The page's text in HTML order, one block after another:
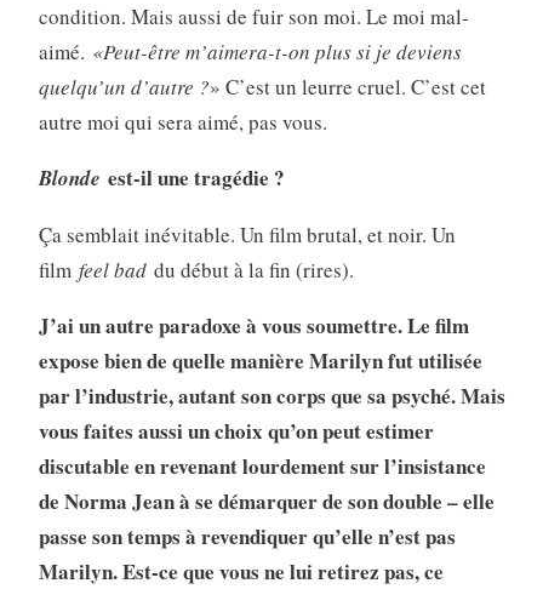
condition. Mais aussi de fuir son moi. Le moi mal-
aimé. «Peut-être m’aimera-t-on plus si je deviens
quelqu’un d’autre ?» C’est un leurre cruel. C’est cet
autre moi qui sera aimé, pas vous.
Blonde est-il une tragédie ?
Ça semblait inévitable. Un film brutal, et noir. Un
film feel bad du début à la fin (rires).
J’ai un autre paradoxe à vous soumettre. Le film
expose bien de quelle manière Marilyn fut utilisée
par l’industrie, autant son corps que sa psyché. Mais
vous faites aussi un choix qu’on peut estimer
discutable en revenant lourdement sur l’insistance
de Norma Jean à se démarquer de son double – elle
passe son temps à revendiquer qu’elle n’est pas
Marilyn. Est-ce que vous ne lui retirez pas, ce